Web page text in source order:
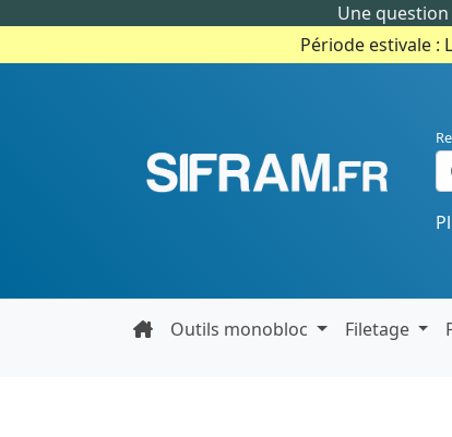
Une question
Période estivale :
Outils monobloc
Filetage